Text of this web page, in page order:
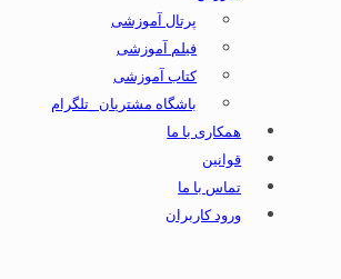
پرتال آموزشی
فیلم آموزشی
کتاب آموزشی
باشگاه مشتریان _تلگرام
همکاری با ما
قوانین
تماس با ما
ورود کاربران